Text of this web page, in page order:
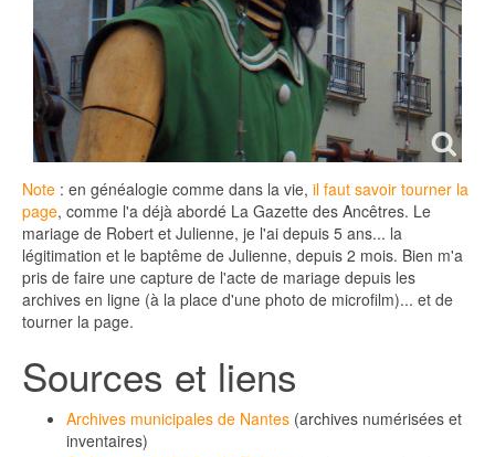
Note : en généalogie comme dans la vie, il faut savoir tourner la
page, comme l'a déjà abordé La Gazette des Ancêtres. Le
mariage de Robert et Julienne, je l'ai depuis 5 ans... la
légitimation et le baptême de Julienne, depuis 2 mois. Bien m'a
pris de faire une capture de l'acte de mariage depuis les
archives en ligne (à la place d'une photo de microfilm)... et de
tourner la page.
Sources et liens
Archives municipales de Nantes (archives numérisées et
inventaires)